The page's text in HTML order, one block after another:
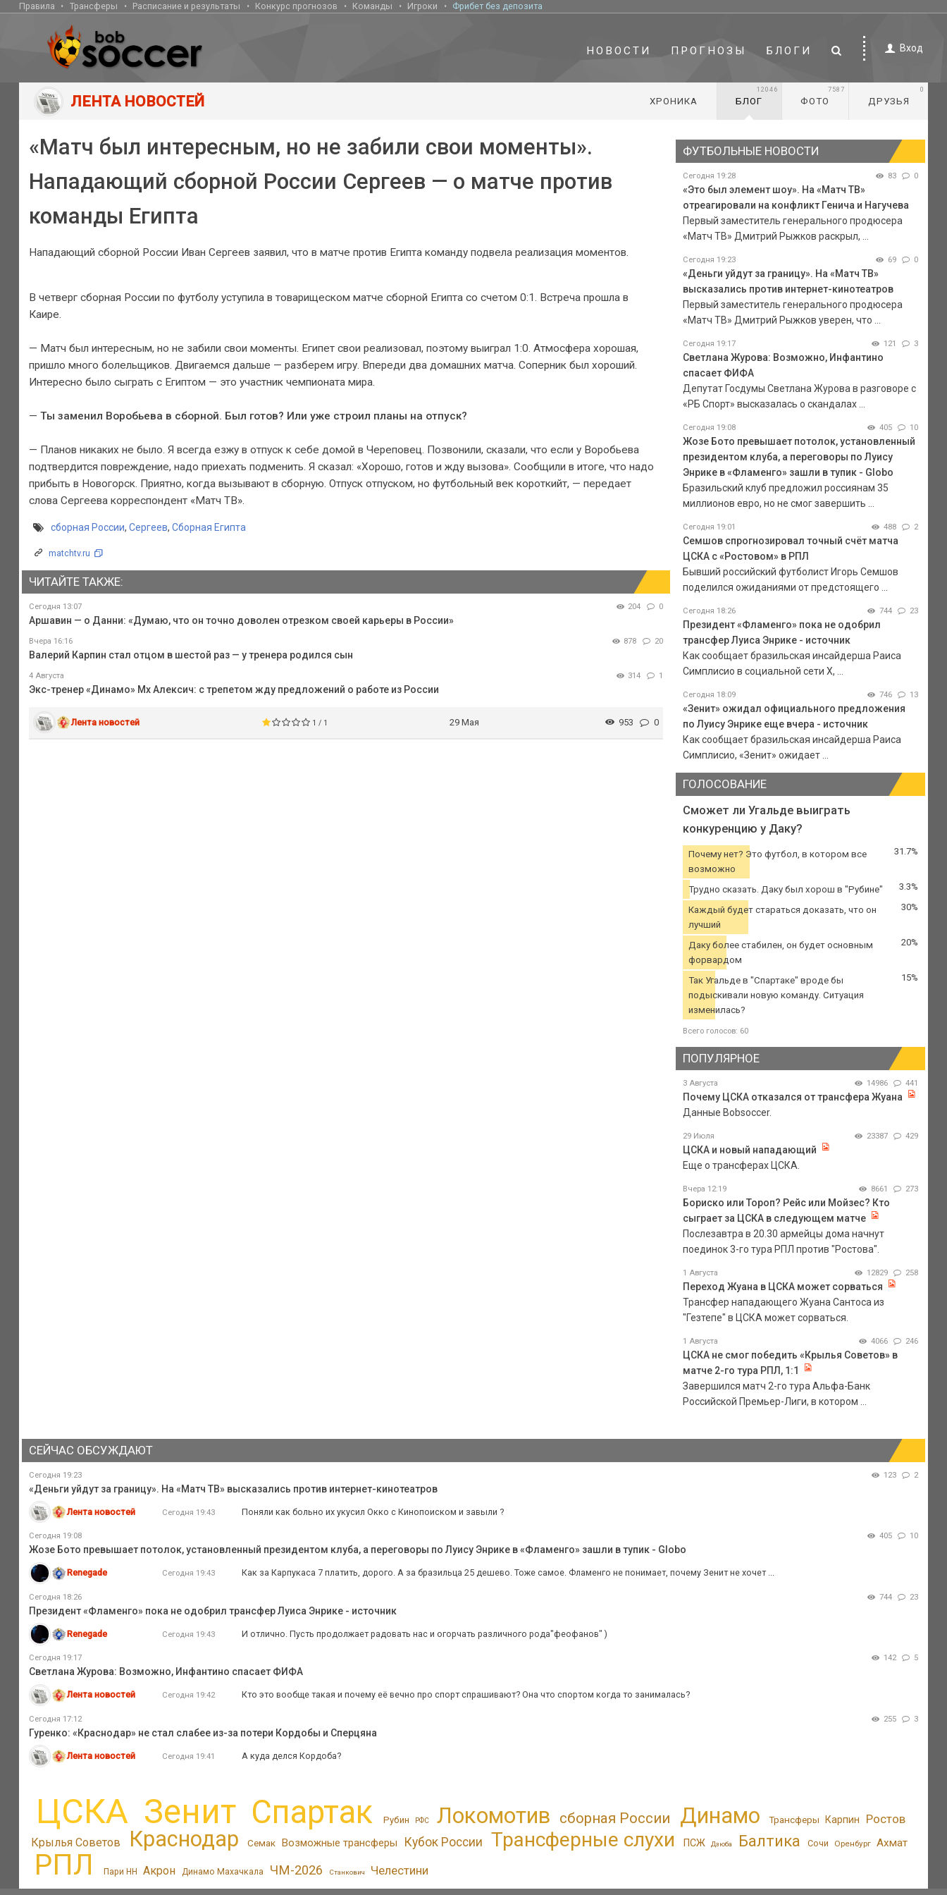
Правила Трансферы Расписание и результаты Конкурс прогнозов Команды Игроки Фрибет без депозита
НОВОСТИ ПРОГНОЗЫ БЛОГИ Вход
ЛЕНТА НОВОСТЕЙ ХРОНИКА БЛОГ
12046
ФОТО
7587
ДРУЗЬЯ
0
«Матч был интересным, но не забили свои моменты».
Нападающий сборной России Сергеев — о матче против
команды Египта
Нападающий сборной России Иван Сергеев заявил, что в матче против Египта команду подвела реализация моментов.
В четверг сборная России по футболу уступила в товарищеском матче сборной Египта со счетом 0:1. Встреча прошла в
Каире.
— Матч был интересным, но не забили свои моменты. Египет свои реализовал, поэтому выиграл 1:0. Атмосфера хорошая,
пришло много болельщиков. Двигаемся дальше — разберем игру. Впереди два домашних матча. Соперник был хороший.
Интересно было сыграть с Египтом — это участник чемпионата мира.
— Ты заменил Воробьева в сборной. Был готов? Или уже строил планы на отпуск?
— Планов никаких не было. Я всегда езжу в отпуск к себе домой в Череповец. Позвонили, сказали, что если у Воробьева
подтвердится повреждение, надо приехать подменить. Я сказал: «Хорошо, готов и жду вызова». Сообщили в итоге, что надо
прибыть в Новогорск. Приятно, когда вызывают в сборную. Отпуск отпуском, но футбольный век короткийт, — передает
слова Сергеева корреспондент «Матч ТВ».
сборная России, Сергеев, Сборная Египта
matchtv.ru
ЧИТАЙТЕ ТАКЖЕ:
Сегодня 13:07 204 0
Аршавин — о Данни: «Думаю, что он точно доволен отрезком своей карьеры в России»
Вчера 16:16 878 20
Валерий Карпин стал отцом в шестой раз — у тренера родился сын
4 Августа 314 1
Экс-тренер «Динамо» Мх Алексич: с трепетом жду предложений о работе из России
Лента новостей 1 / 1 29 Мая 953 0
ФУТБОЛЬНЫЕ НОВОСТИ
Сегодня 19:28 83 0
«Это был элемент шоу». На «Матч ТВ»
отреагировали на конфликт Генича и Нагучева
Первый заместитель генерального продюсера
«Матч ТВ» Дмитрий Рыжков раскрыл, ...
Сегодня 19:23 69 0
«Деньги уйдут за границу». На «Матч ТВ»
высказались против интернет-кинотеатров
Первый заместитель генерального продюсера
«Матч ТВ» Дмитрий Рыжков уверен, что ...
Сегодня 19:17 121 3
Светлана Журова: Возможно, Инфантино
спасает ФИФА
Депутат Госдумы Светлана Журова в разговоре с
«РБ Спорт» высказалась о скандалах ...
Сегодня 19:08 405 10
Жозе Бото превышает потолок, установленный
президентом клуба, а переговоры по Луису
Энрике в «Фламенго» зашли в тупик - Globo
Бразильский клуб предложил россиянам 35
миллионов евро, но не смог завершить ...
Сегодня 19:01 488 2
Семшов спрогнозировал точный счёт матча
ЦСКА с «Ростовом» в РПЛ
Бывший российский футболист Игорь Семшов
поделился ожиданиями от предстоящего ...
Сегодня 18:26 744 23
Президент «Фламенго» пока не одобрил
трансфер Луиса Энрике - источник
Как сообщает бразильская инсайдерша Раиса
Симплисио в социальной сети Х, ...
Сегодня 18:09 746 13
«Зенит» ожидал официального предложения
по Луису Энрике еще вчера - источник
Как сообщает бразильская инсайдерша Раиса
Симплисио, «Зенит» ожидает ...
ГОЛОСОВАНИЕ
Сможет ли Угальде выиграть
конкуренцию у Даку?
Почему нет? Это футбол, в котором все
возможно
31.7%
Трудно сказать. Даку был хорош в "Рубине" 3.3%
Каждый будет стараться доказать, что он
лучший
30%
Даку более стабилен, он будет основным
форвардом
20%
Так Угальде в "Спартаке" вроде бы
подыскивали новую команду. Ситуация
изменилась?
15%
Всего голосов: 60
ПОПУЛЯРНОЕ
3 Августа 14986 441
Почему ЦСКА отказался от трансфера Жуана
Данные Bobsoccer.
29 Июля 23387 429
ЦСКА и новый нападающий
Еще о трансферах ЦСКА.
Вчера 12:19 8661 273
Бориско или Тороп? Рейс или Мойзес? Кто
сыграет за ЦСКА в следующем матче
Послезавтра в 20.30 армейцы дома начнут
поединок 3-го тура РПЛ против "Ростова".
1 Августа 12829 258
Переход Жуана в ЦСКА может сорваться
Трансфер нападающего Жуана Сантоса из
"Гезтепе" в ЦСКА может сорваться.
1 Августа 4066 246
ЦСКА не смог победить «Крылья Советов» в
матче 2-го тура РПЛ, 1:1
Завершился матч 2-го тура Альфа-Банк
Российской Премьер-Лиги, в котором ...
СЕЙЧАС ОБСУЖДАЮТ
Сегодня 19:23 123 2
«Деньги уйдут за границу». На «Матч ТВ» высказались против интернет-кинотеатров
Лента новостей Сегодня 19:43 Поняли как больно их укусил Окко с Кинопоиском и завыли ?
Сегодня 19:08 405 10
Жозе Бото превышает потолок, установленный президентом клуба, а переговоры по Луису Энрике в «Фламенго» зашли в тупик - Globo
Renegade Сегодня 19:43 Как за Карпукаса 7 платить, дорого. А за бразильца 25 дешево. Тоже самое. Фламенго не понимает, почему Зенит не хочет ...
Сегодня 18:26 744 23
Президент «Фламенго» пока не одобрил трансфер Луиса Энрике - источник
Renegade Сегодня 19:43 И отлично. Пусть продолжает радовать нас и огорчать различного рода"феофанов" )
Сегодня 19:17 142 5
Светлана Журова: Возможно, Инфантино спасает ФИФА
Лента новостей Сегодня 19:42 Кто это вообще такая и почему её вечно про спорт спрашивают? Она что спортом когда то занималась?
Сегодня 17:12 255 3
Гуренко: «Краснодар» не стал слабее из-за потери Кордобы и Сперцяна
Лента новостей Сегодня 19:41 А куда делся Кордоба?
ЦСКА Зенит Спартак Рубин РФС Локомотив сборная России Динамо Трансферы Карпин Ростов
Крылья Советов Краснодар Семак Возможные трансферы Кубок России Трансферные слухи ПСЖ Дзюба Балтика Сочи Оренбург Ахмат
РПЛ Пари НН Акрон Динамо Махачкала ЧМ-2026 Станкович Челестини